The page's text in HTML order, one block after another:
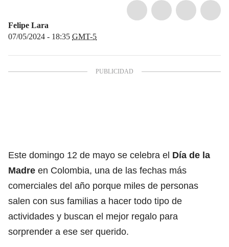
Felipe Lara
07/05/2024 - 18:35 GMT-5
Este domingo 12 de mayo se celebra el Día de la
Madre en Colombia, una de las fechas más
comerciales del año porque miles de personas
salen con sus familias a hacer todo tipo de
actividades y buscan el mejor regalo para
sorprender a ese ser querido.